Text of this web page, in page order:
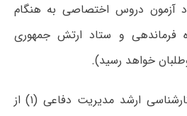
آزمون دروس اختصاصی به هنگام
فرماندهی و ستاد ارتش جمهوری
خواهد رسید).
متاسفانه سوالات کنکور کارشناسی ارشد مدیریت دفاعی (۱) از